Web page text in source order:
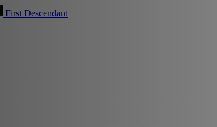
First Descendant